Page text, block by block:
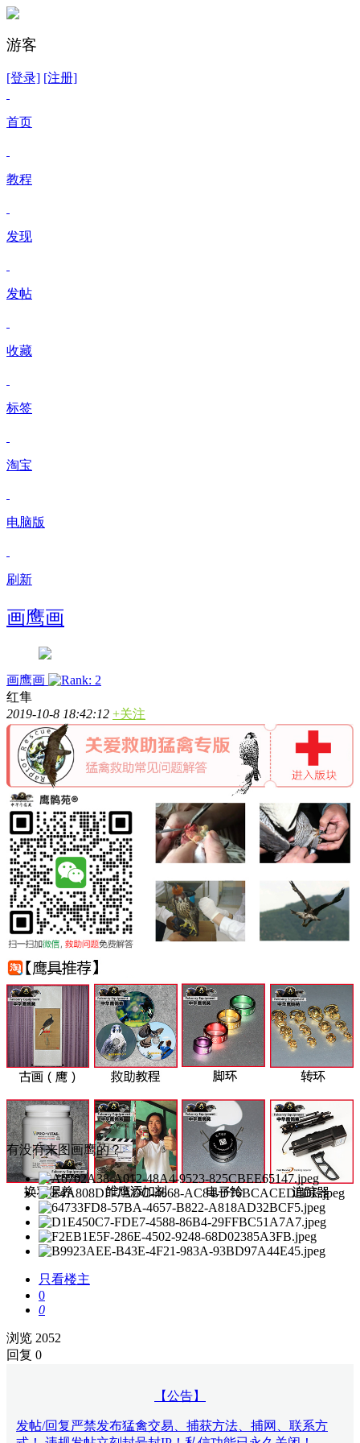
游客
[登录] [注册]
首页
教程
发现
发帖
收藏
标签
淘宝
电脑版
刷新
画鹰画
画鹰画
红隼
2019-10-8 18:42:12 +关注
有没有来图画鹰的？
只看楼主
0
0
浏览 2052
回复 0
【公告】
发帖/回复严禁发布猛禽交易、捕获方法、捕网、联系方